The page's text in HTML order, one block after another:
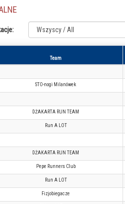
Team
STO-nogi Milanówek
DŻAKARTA RUN TEAM
Run A LOT
DŻAKARTA RUN TEAM
Pepe Runners Club
Run A LOT
Fizjobiegacze